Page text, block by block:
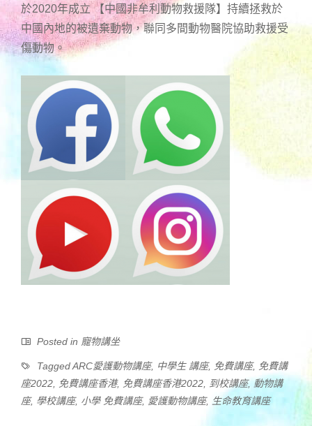
於2020年成立 【中國非牟利動物救援隊】持續拯救於
中國內地的被遺棄動物，聯同多間動物醫院協助救援受
傷動物。
Posted in 寵物講坐
TaggedARC愛護動物講座, 中學生 講座, 免費講座, 免費講
座2022, 免費講座香港, 免費講座香港2022, 到校講座, 動物講
座, 學校講座, 小學 免費講座, 愛護動物講座, 生命教育講座